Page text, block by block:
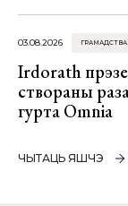
03.08.2026 ГРАМАДСТВА
Irdorath
створаны
гурта Omnia
ЧЫТАЦЬ ЯШЧЭ